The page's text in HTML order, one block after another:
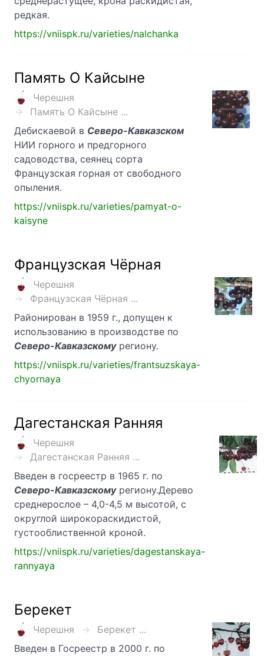
редкая.
https://vniispk.ru/varieties/nalchanka
Память О Кайсыне
Черешня
Память О Кайсыне ...
Дебискаевой в Северо-Кавказском
НИИ горного и предгорного
садоводства, сеянец сорта
Французская горная от свободного
опыления.
https://vniispk.ru/varieties/pamyat-o-
kaisyne
Французская Чёрная
Черешня
Французская Чёрная ...
Районирован в 1959 г., допущен к
использованию в производстве по
Северо-Кавказскомурегиону.
https://vniispk.ru/varieties/frantsuzskaya-
chyornaya
Дагестанская Ранняя
Черешня
Дагестанская Ранняя ...
Введен в госреестр в 1965 г. по
Северо-Кавказскомурегиону.Дерево
среднерослое – 4,0-4,5 м высотой, с
округлой широкораскидистой,
густооблиственной кроной.
https://vniispk.ru/varieties/dagestanskaya-
rannyaya
Берекет
Черешня
Берекет ...
Введен в Госреестр в 2000 г. по